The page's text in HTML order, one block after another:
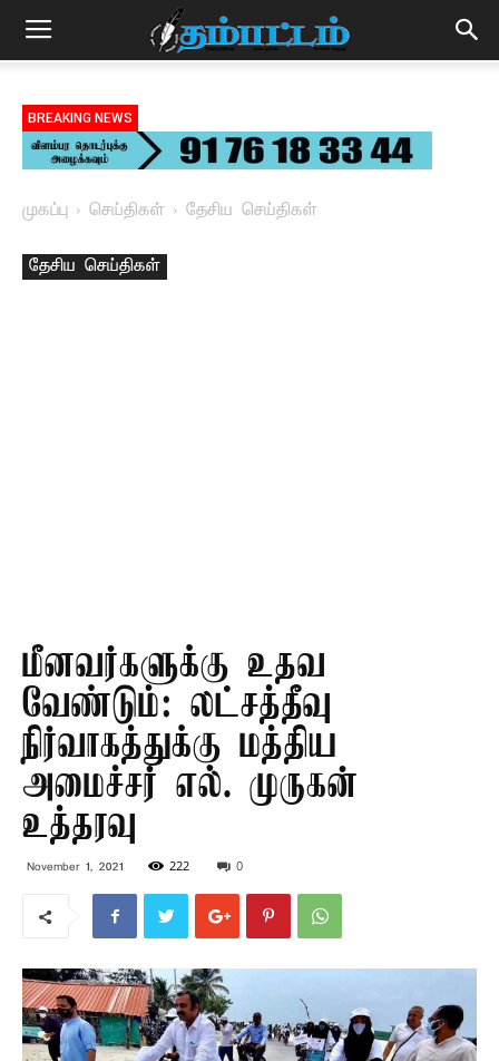
BREAKING NEWS
முகப்பு செய்திகள் தேசிய செய்திகள்
தேசிய செய்திகள்
மீனவர்களுக்கு உதவ
வேண்டும்: லட்சத்தீவு
நிர்வாகத்துக்கு மத்திய
அமைச்சர் எல். முருகன்
உத்தரவு
November 1, 2021 222 0